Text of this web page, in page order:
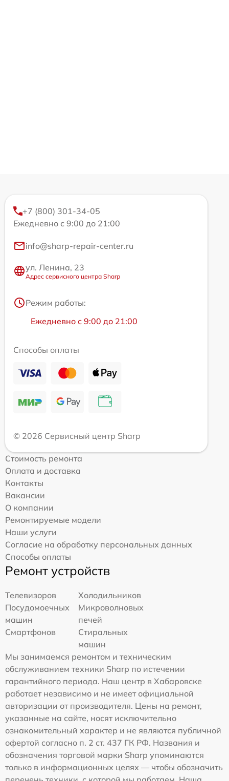
+7 (800) 301-34-05
Ежедневно с 9:00 до 21:00
info@sharp-repair-center.ru
ул. Ленина, 23
Адрес сервисного центра Sharp
Режим работы:
Ежедневно с 9:00 до 21:00
Способы оплаты
© 2026 Сервисный центр Sharp
Стоимость ремонта
Оплата и доставка
Контакты
Вакансии
О компании
Ремонтируемые модели
Наши услуги
Согласие на обработку персональных данных
Способы оплаты
Ремонт устройств
Телевизоров
Холодильников
Посудомоечных
машин
Микроволновых
печей
Смартфонов
Стиральных
машин
Мы занимаемся ремонтом и техническим
обслуживанием техники Sharp по истечении
гарантийного периода. Наш центр в Хабаровске
работает независимо и не имеет официальной
авторизации от производителя. Цены на ремонт,
указанные на сайте, носят исключительно
ознакомительный характер и не являются публичной
офертой согласно п. 2 ст. 437 ГК РФ. Названия и
обозначения торговой марки Sharp упоминаются
только в информационных целях — чтобы обозначить